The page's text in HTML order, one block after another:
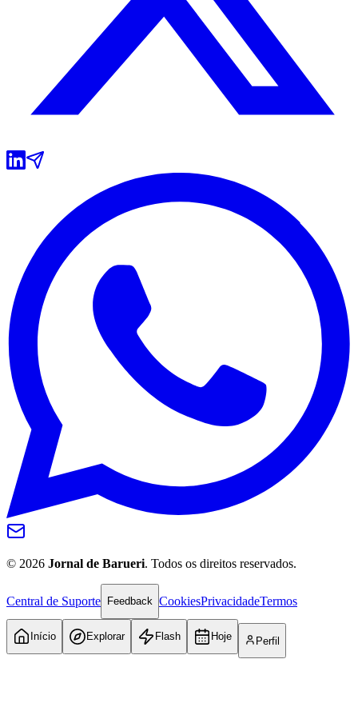
Internacional
© 2026 Jornal de Barueri. Todos os direitos reservados.
Central de Suporte Feedback CookiesPrivacidadeTermos
Início Explorar Flash Hoje Perfil